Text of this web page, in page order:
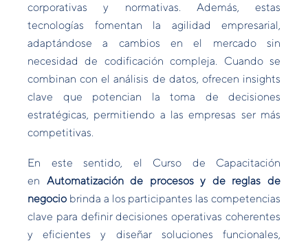
corporativas y normativas. Además, estas
tecnologías fomentan la agilidad empresarial,
adaptándose a cambios en el mercado sin
necesidad de codificación compleja. Cuando se
combinan con el análisis de datos, ofrecen insights
clave que potencian la toma de decisiones
estratégicas, permitiendo a las empresas ser más
competitivas.
En este sentido, el Curso de Capacitación
en Automatización de procesos y de reglas de
negocio brinda a los participantes las competencias
clave para definir decisiones operativas coherentes
y eficientes y diseñar soluciones funcionales,